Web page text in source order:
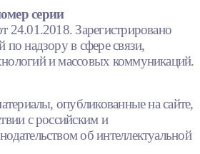
серии
Зарегистрировано
надзору в сфере связи,
и массовых коммуникаций.
опубликованные на сайте,
с российским и
об интеллектуальной